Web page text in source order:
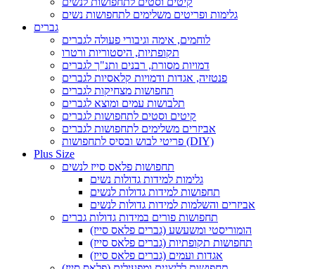
גלימות ופריטים משלימים לתחפושות נשים
גברים
לוחמים, אימה וגיבורי פעולה לגברים
תקופתיות, היסטוריות ורטרו
דמויות מסורת, רבנים ותנ"ך לגברים
פנטזיה, אגדות ודמויות קלאסיות לגברים
תחפושות מצחיקות לגברים
תלבושות עמים ומוצא לגברים
קיטים וסטים לתחפושות לגברים
אביזרים משלימים לתחפושות לגברים
פריטי לבוש ובסיס לתחפושות (DIY)
Plus Size
תחפושות פלאס סייז לנשים
גלימות למידות גדולות נשים
תחפושות למידות גדולות לנשים
אביזרים והשלמות למידות גדולות לנשים
תחפושות פורים במידות גדולות גברים
הומוריסטי ומשעשע (גברים פלאס סייז)
תחפושות תקופתיות (גברים פלאס סייז)
אגדות ועמים (גברים פלאס סייז)